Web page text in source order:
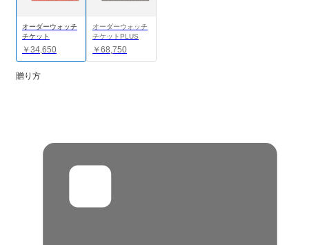
オーダーウォッチ
チケット
￥34,650
オーダーウォッチ
チケットPLUS
￥68,750
贈り方